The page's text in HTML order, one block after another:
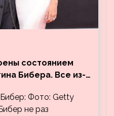
состоянием
Бибера. Все из-
Фото: Getty
не раз